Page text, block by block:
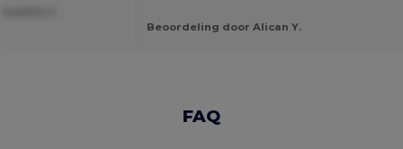
Beoordeling door Alican Y.
FAQ